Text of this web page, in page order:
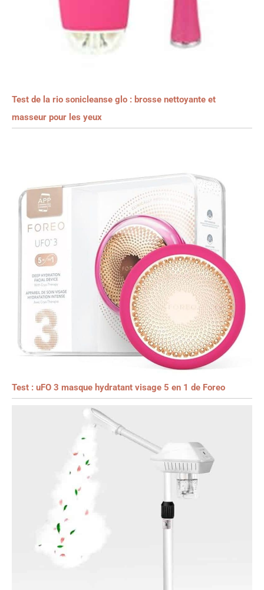
Test de la rio sonicleanse glo : brosse nettoyante et
masseur pour les yeux
Test : uFO 3 masque hydratant visage 5 en 1 de Foreo